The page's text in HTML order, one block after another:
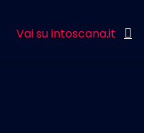
Vai su intoscana.it